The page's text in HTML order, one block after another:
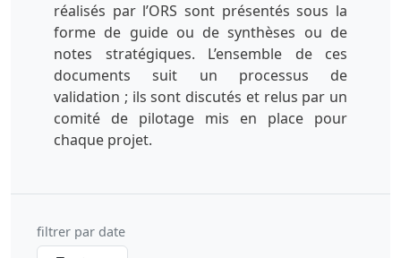
réalisés par l’ORS sont présentés sous la
forme de guide ou de synthèses ou de
notes stratégiques. L’ensemble de ces
documents suit un processus de
validation ; ils sont discutés et relus par un
comité de pilotage mis en place pour
chaque projet.
filtrer par date